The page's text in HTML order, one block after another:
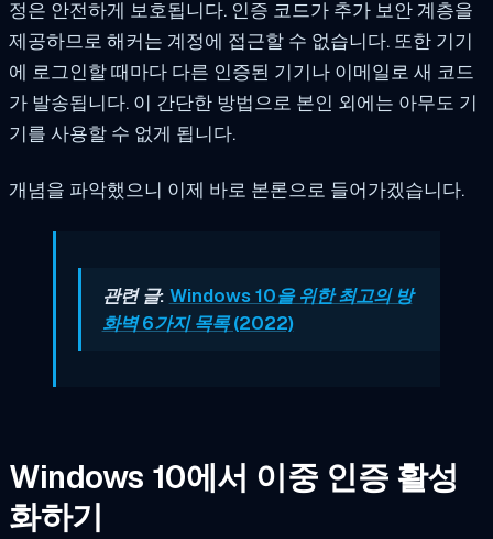
정은 안전하게 보호됩니다. 인증 코드가 추가 보안 계층을
제공하므로 해커는 계정에 접근할 수 없습니다. 또한 기기
에 로그인할 때마다 다른 인증된 기기나 이메일로 새 코드
가 발송됩니다. 이 간단한 방법으로 본인 외에는 아무도 기
기를 사용할 수 없게 됩니다.
개념을 파악했으니 이제 바로 본론으로 들어가겠습니다.
관련 글: Windows 10을 위한 최고의 방
화벽 6가지 목록 (2022)
Windows 10에서 이중 인증 활성
화하기